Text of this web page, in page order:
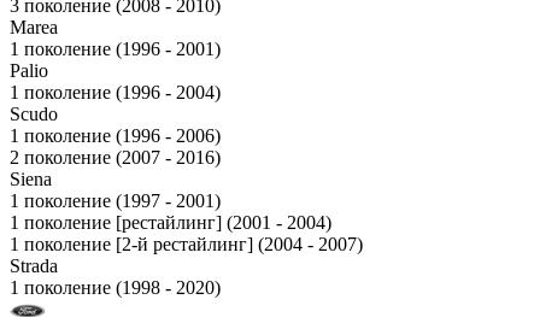
3 поколение (2008 - 2010)
Marea
1 поколение (1996 - 2001)
Palio
1 поколение (1996 - 2004)
Scudo
1 поколение (1996 - 2006)
2 поколение (2007 - 2016)
Siena
1 поколение (1997 - 2001)
1 поколение [рестайлинг] (2001 - 2004)
1 поколение [2-й рестайлинг] (2004 - 2007)
Strada
1 поколение (1998 - 2020)